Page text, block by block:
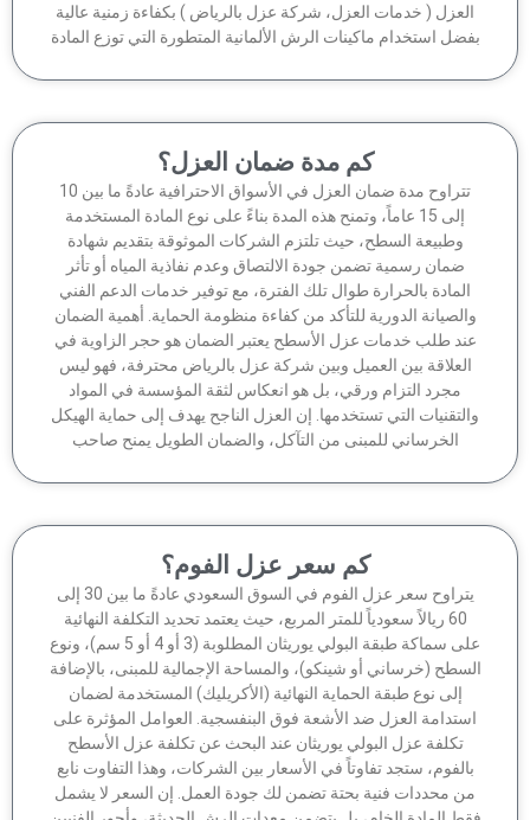
( خدمات العزل، شركة عزل بالرياض ) بكفاءة زمنية عالية
استخدام ماكينات الرش الألمانية المتطورة التي توزع المادة
كم مدة ضمان العزل؟
تتراوح مدة ضمان العزل في الأسواق الاحترافية عادةً ما بين 10
إلى 15 عاماً، وتمنح هذه المدة بناءً على نوع المادة المستخدمة
وطبيعة السطح، حيث تلتزم الشركات الموثوقة بتقديم شهادة
ضمان رسمية تضمن جودة الالتصاق وعدم نفاذية المياه أو تأثر
المادة بالحرارة طوال تلك الفترة، مع توفير خدمات الدعم الفني
الدورية للتأكد من كفاءة منظومة الحماية. أهمية الضمان
طلب خدمات عزل الأسطح يعتبر الضمان هو حجر الزاوية في
بين العميل وبين شركة عزل بالرياض محترفة، فهو ليس
مجرد التزام ورقي، بل هو انعكاس لثقة المؤسسة في المواد
التي تستخدمها. إن العزل الناجح يهدف إلى حماية الهيكل
الخرساني للمبنى من التآكل، والضمان الطويل يمنح صاحب
كم سعر عزل الفوم؟
يتراوح سعر عزل الفوم في السوق السعودي عادةً ما بين 30 إلى
60 ريالاً سعودياً للمتر المربع، حيث يعتمد تحديد التكلفة النهائية
على سماكة طبقة البولي يوريثان المطلوبة (3 أو 4 أو 5 سم)، ونوع
(خرساني أو شينكو)، والمساحة الإجمالية للمبنى، بالإضافة
إلى نوع طبقة الحماية النهائية (الأكريليك) المستخدمة لضمان
العزل ضد الأشعة فوق البنفسجية. العوامل المؤثرة على
تكلفة عزل البولي يوريثان عند البحث عن تكلفة عزل الأسطح
ستجد تفاوتاً في الأسعار بين الشركات، وهذا التفاوت نابع
محددات فنية بحتة تضمن لك جودة العمل. إن السعر لا يشمل